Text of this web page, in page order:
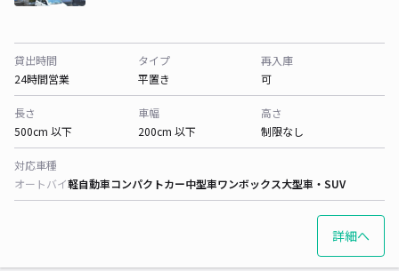
貸出時間
24時間営業
タイプ
平置き
再入庫
可
長さ
500cm 以下
車幅
200cm 以下
高さ
制限なし
対応車種
オートバイ軽自動車コンパクトカー中型車ワンボックス大型車・SUV
詳細へ